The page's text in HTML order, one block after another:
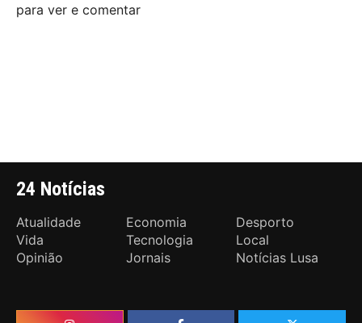
para ver e comentar
24 Notícias
Atualidade Economia
Desporto
Vida
Tecnologia
Local
Opinião
Jornais Notícias Lusa